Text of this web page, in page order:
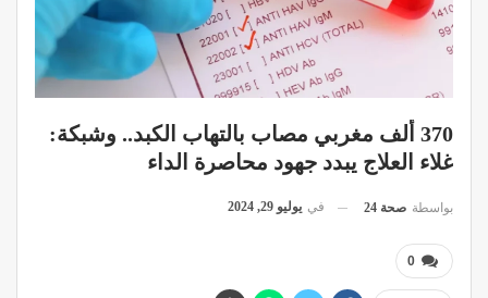
370 ألف مغربي مصاب بالتهاب الكبد.. وشبكة:
غلاء العلاج يبدد جهود محاصرة الداء
بواسطة صحة 24 في يوليو 29, 2024
0